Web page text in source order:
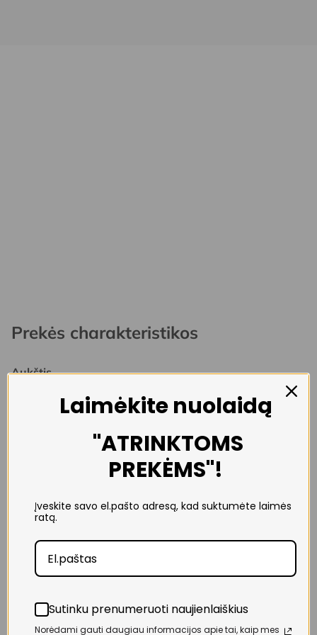
Prekės charakteristikos
Aukštis
Medžiaga
Sudėtis
Porolonas
Automatinis
Patalynės dėžė
Laimėkite nuolaidą
"ATRINKTOMS
PREKĖMS"!
Įveskite savo el.pašto adresą, kad suktumėte laimės
ratą.
Sutinku prenumeruoti naujienlaiškius
Norėdami gauti daugiau informacijos apie tai, kaip mes